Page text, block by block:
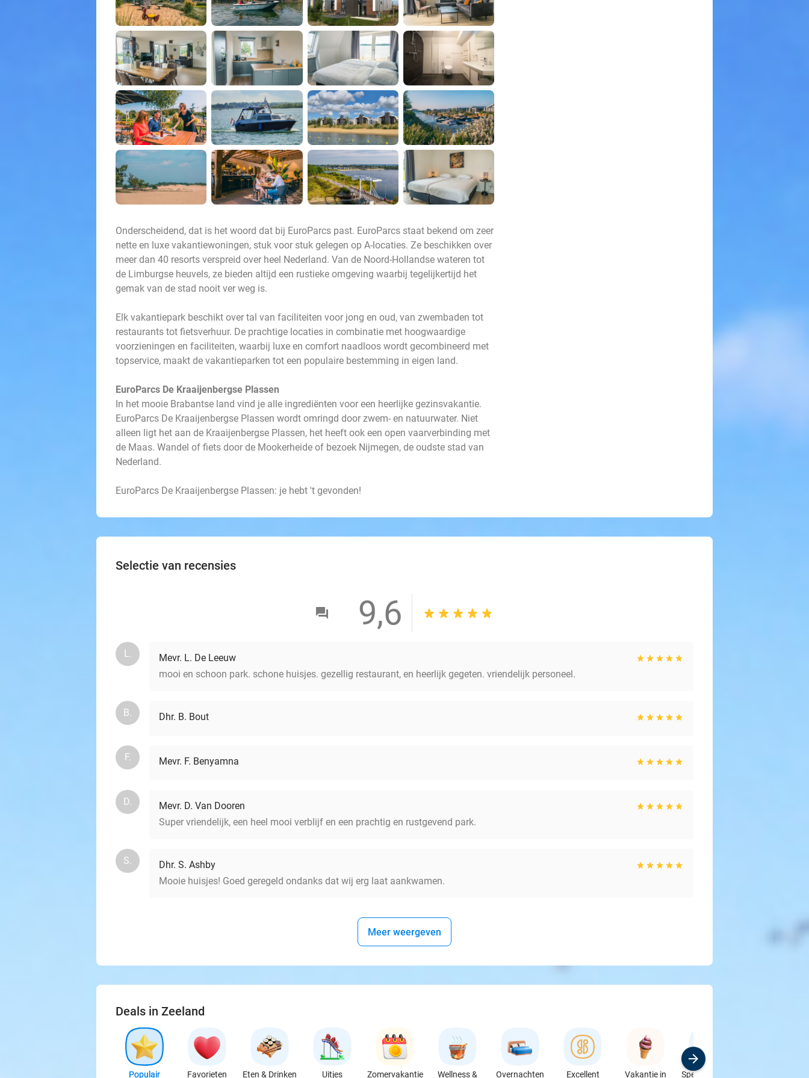
Onderscheidend, dat is het woord dat bij EuroParcs past. EuroParcs staat bekend om zeer
nette en luxe vakantiewoningen, stuk voor stuk gelegen op A-locaties. Ze beschikken over
meer dan 40 resorts verspreid over heel Nederland. Van de Noord-Hollandse wateren tot
de Limburgse heuvels, ze bieden altijd een rustieke omgeving waarbij tegelijkertijd het
gemak van de stad nooit ver weg is.
Elk vakantiepark beschikt over tal van faciliteiten voor jong en oud, van zwembaden tot
restaurants tot fietsverhuur. De prachtige locaties in combinatie met hoogwaardige
voorzieningen en faciliteiten, waarbij luxe en comfort naadloos wordt gecombineerd met
topservice, maakt de vakantieparken tot een populaire bestemming in eigen land.
EuroParcs De Kraaijenbergse Plassen
In het mooie Brabantse land vind je alle ingrediënten voor een heerlijke gezinsvakantie.
EuroParcs De Kraaijenbergse Plassen wordt omringd door zwem- en natuurwater. Niet
alleen ligt het aan de Kraaijenbergse Plassen, het heeft ook een open vaarverbinding met
de Maas. Wandel of fiets door de Mookerheide of bezoek Nijmegen, de oudste stad van
Nederland.
EuroParcs De Kraaijenbergse Plassen: je hebt 't gevonden!
Selectie van recensies
9,6
L.
Mevr. L. De Leeuw
mooi en schoon park. schone huisjes. gezellig restaurant, en heerlijk gegeten. vriendelijk personeel.
B. Dhr. B. Bout
F. Mevr. F. Benyamna
D.
Mevr. D. Van Dooren
Super vriendelijk, een heel mooi verblijf en een prachtig en rustgevend park.
S.
Dhr. S. Ashby
Mooie huisjes! Goed geregeld ondanks dat wij erg laat aankwamen.
Meer weergeven
Deals in Zeeland
Populair Favorieten Eten & Drinken Uitjes Zomervakantie
Wellness &
Overnachten Excellent
Vakantie in
Speciaalzaken